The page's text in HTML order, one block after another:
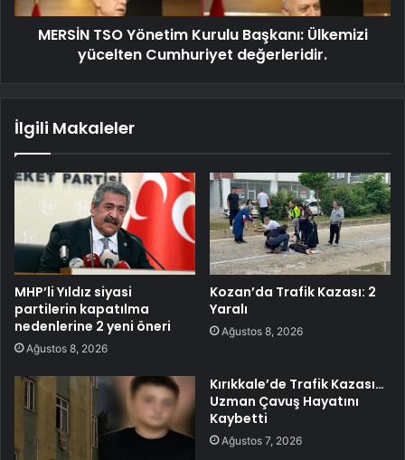
MERSİN TSO Yönetim Kurulu Başkanı: Ülkemizi
yücelten Cumhuriyet değerleridir.
İlgili Makaleler
MHP’li Yıldız siyasi
partilerin kapatılma
nedenlerine 2 yeni öneri
Ağustos 8, 2026
Kozan’da Trafik Kazası: 2
Yaralı
Ağustos 8, 2026
Kırıkkale’de Trafik Kazası…
Uzman Çavuş Hayatını
Kaybetti
Ağustos 7, 2026